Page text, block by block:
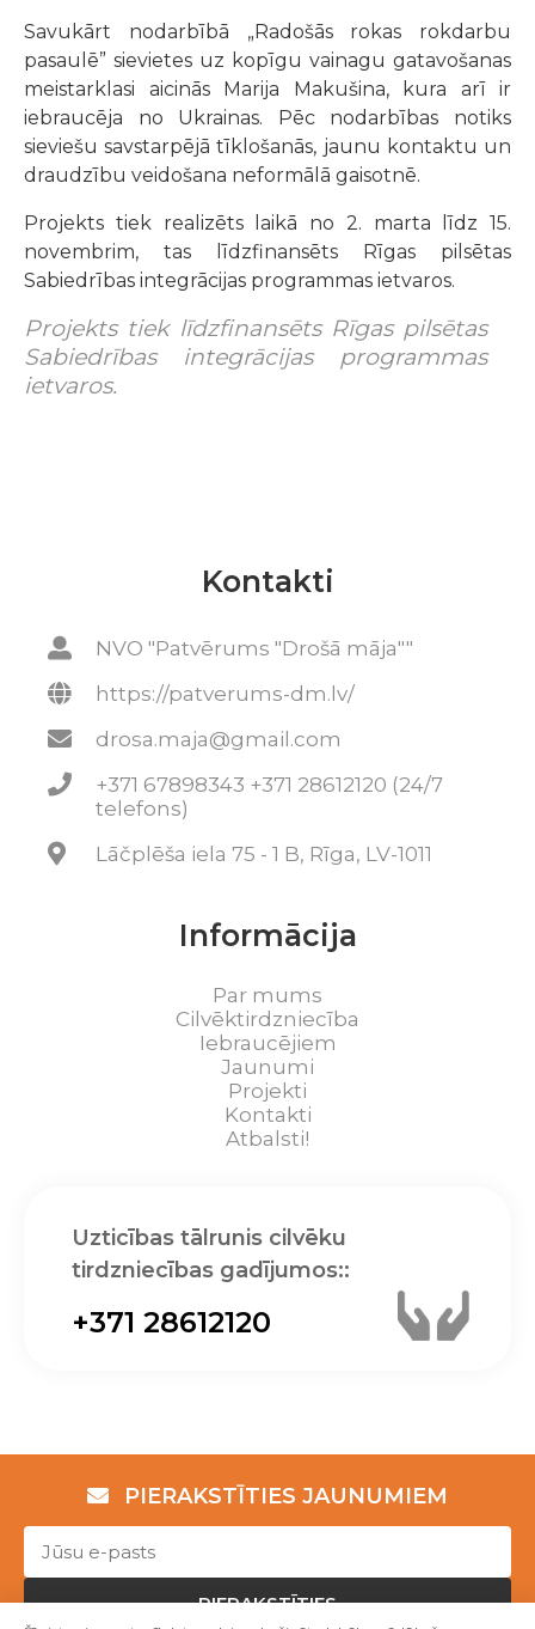
Savukārt nodarbībā „Radošās rokas rokdarbu
pasaulē” sievietes uz kopīgu vainagu gatavošanas
meistarklasi aicinās Marija Makušina, kura arī ir
iebraucēja no Ukrainas. Pēc nodarbības notiks
sieviešu savstarpējā tīklošanās, jaunu kontaktu un
draudzību veidošana neformālā gaisotnē.
Projekts tiek realizēts laikā no 2. marta līdz 15.
novembrim, tas līdzfinansēts Rīgas pilsētas
Sabiedrības integrācijas programmas ietvaros.
Projekts tiek līdzfinansēts Rīgas pilsētas
Sabiedrības integrācijas programmas
ietvaros.
Kontakti
NVO "Patvērums "Drošā māja""
https://patverums-dm.lv/
drosa.maja@gmail.com
+371 67898343 +371 28612120 (24/7
telefons)
Lāčplēša iela 75 - 1 B, Rīga, LV-1011
Informācija
Par mums
Cilvēktirdzniecība
Iebraucējiem
Jaunumi
Projekti
Kontakti
Atbalsti!
Uzticības tālrunis cilvēku
tirdzniecības gadījumos::
+371 28612120
PIERAKSTĪTIES JAUNUMIEM
PIERAKSTĪTIES